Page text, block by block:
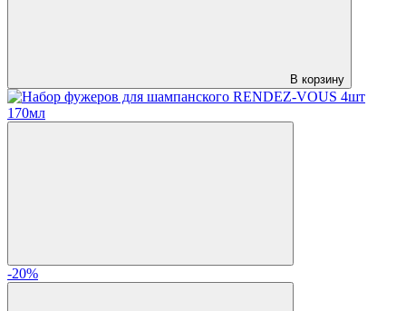
В корзину
-20%